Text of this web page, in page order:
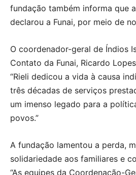
fundação também informa que
declarou a Funai, por meio de
O coordenador-geral de Índios
Contato da Funai, Ricardo
“Rieli dedicou a vida à causa
três décadas de serviços
um imenso legado para a
povos.”
A fundação lamentou a perda,
solidariedade aos familiares e
“As equipes da Coordenação-